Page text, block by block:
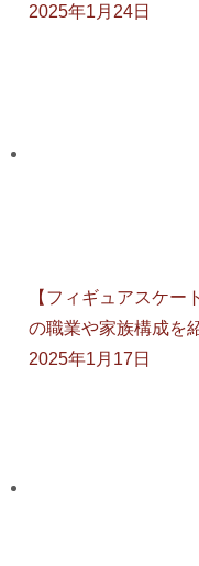
2025年1月24日
【フィギュアスケ
の職業や家族構成を
2025年1月17日